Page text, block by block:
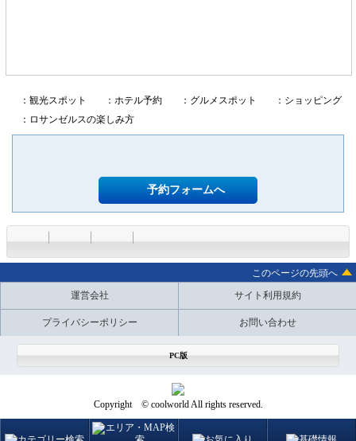
：観光スポット ：ホテル予約 ：グルメスポット
：ショッピング
：ロサンゼルスの楽しみ方
予約フォームへ
このページの先頭へ
運営会社 サイト利用規約
プライバシーポリシー お問い合わせ
PC版
Copyright © coolworld All rights reserved.